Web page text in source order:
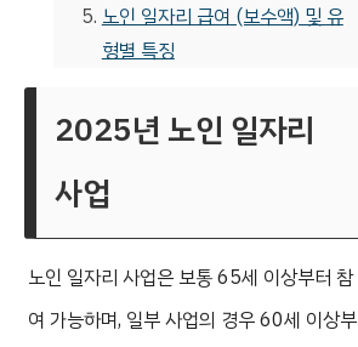
노인 일자리 급여 (보수액) 및 유
형별 특징
2025년 노인 일자리
사업
노인 일자리 사업은 보통 65세 이상부터 참
여 가능하며, 일부 사업의 경우 60세 이상부